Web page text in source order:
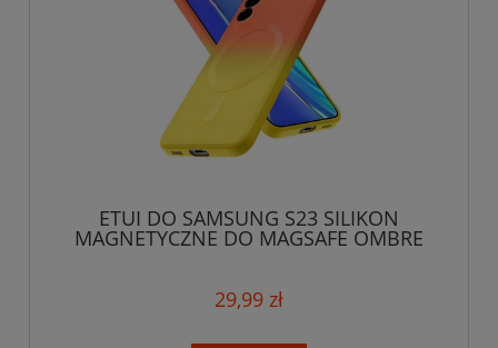
ETUI DO SAMSUNG S23 SILIKON
MAGNETYCZNE DO MAGSAFE OMBRE
29,99 zł